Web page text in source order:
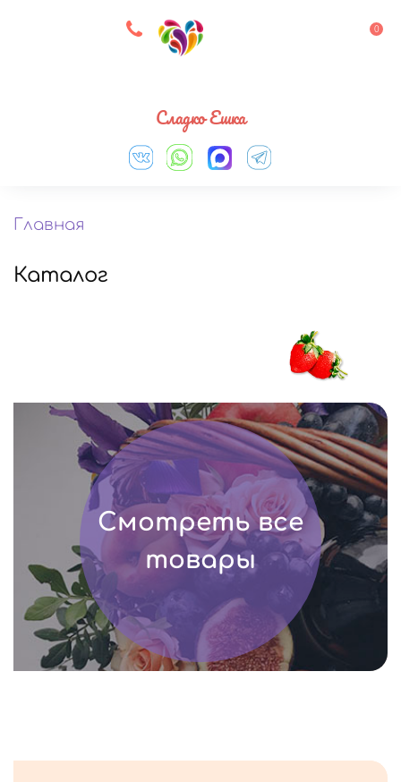
8 927 083 33 05 0
Сладко Ешка
Главная
Каталог
Смотреть все
товары